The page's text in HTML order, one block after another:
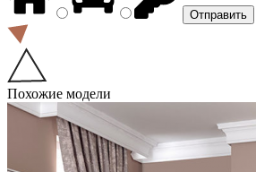
Похожие модели